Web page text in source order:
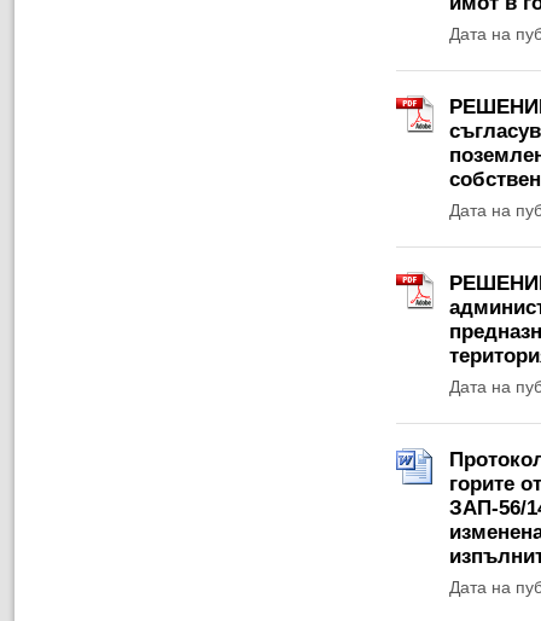
Дата на
РЕШЕНИЕ
Дата на
РЕШЕНИЕ
Дата на
горите
ЗАП-56/
Дата на